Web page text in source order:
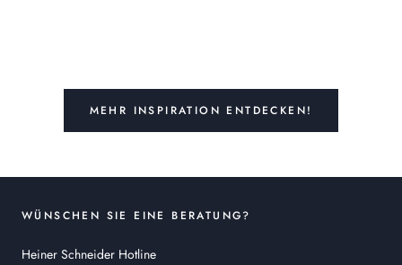
MEHR INSPIRATION ENTDECKEN!
WÜNSCHEN SIE EINE BERATUNG?
Heiner Schneider Hotline